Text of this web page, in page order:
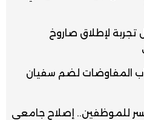
لإطلاق صاروخ
المفاوضات لضم سفيان
للموظفين.. إصلاح جامعي